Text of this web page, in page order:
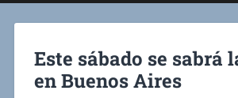
Este sábado se sabrá
en Buenos Aires